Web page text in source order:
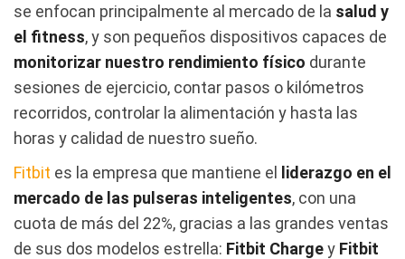
se enfocan principalmente al mercado de la salud y
el fitness, y son pequeños dispositivos capaces de
monitorizar nuestro rendimiento físico durante
sesiones de ejercicio, contar pasos o kilómetros
recorridos, controlar la alimentación y hasta las
horas y calidad de nuestro sueño.
Fitbit es la empresa que mantiene el liderazgo en el
mercado de las pulseras inteligentes, con una
cuota de más del 22%, gracias a las grandes ventas
de sus dos modelos estrella: Fitbit Chargey Fitbit